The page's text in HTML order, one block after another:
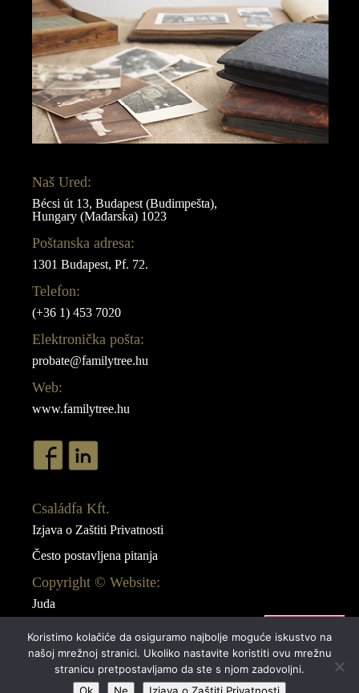
Naš Ured:
Bécsi út 13, Budapest (Budimpešta),
Hungary (Mađarska) 1023
Poštanska adresa:
1301 Budapest, Pf. 72.
Telefon:
(+36 1) 453 7020
Elektronička pošta:
probate@familytree.hu
Web:
www.familytree.hu
Családfa Kft.
Izjava o Zaštiti Privatnosti
Često postavljena pitanja
Copyright © Website:
Juda
Webdesign:
AB Design
Koristimo kolačiće da osiguramo najbolje moguće iskustvo na
našoj mrežnoj stranici. Ukoliko nastavite koristiti ovu mrežnu
stranicu pretpostavljamo da ste s njom zadovoljni.